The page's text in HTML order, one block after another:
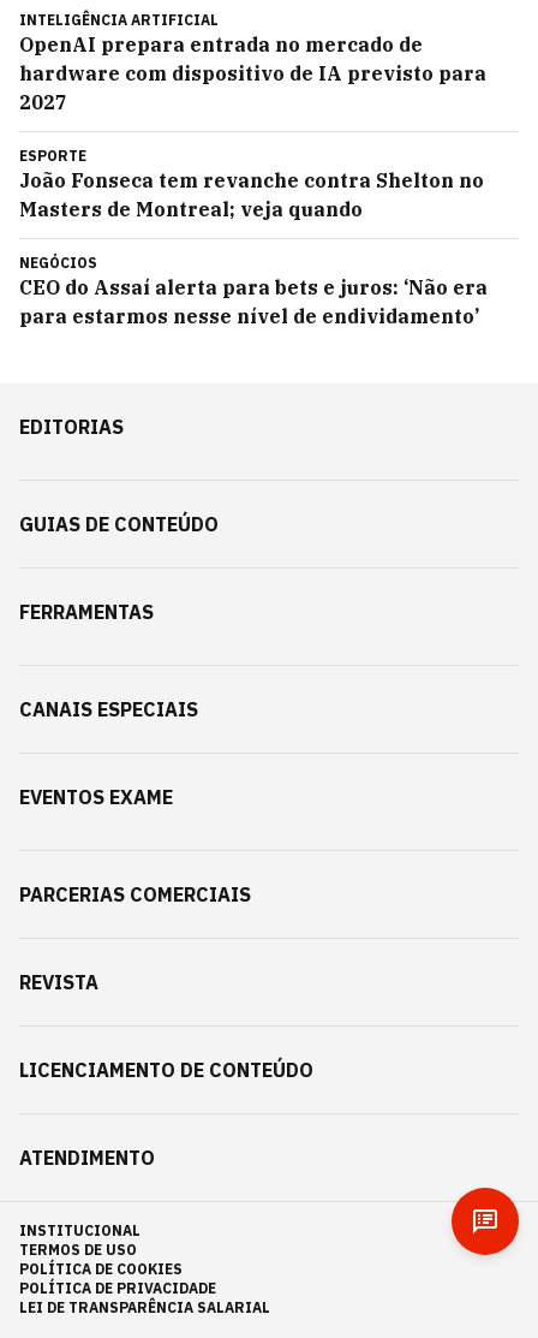
INTELIGÊNCIA ARTIFICIAL
OpenAI prepara entrada no mercado de
hardware com dispositivo de IA previsto para
2027
ESPORTE
João Fonseca tem revanche contra Shelton no
Masters de Montreal; veja quando
NEGÓCIOS
CEO do Assaí alerta para bets e juros: ‘Não era
para estarmos nesse nível de endividamento’
EDITORIAS
GUIAS DE CONTEÚDO
FERRAMENTAS
CANAIS ESPECIAIS
EVENTOS EXAME
PARCERIAS COMERCIAIS
REVISTA
LICENCIAMENTO DE CONTEÚDO
ATENDIMENTO
INSTITUCIONAL
TERMOS DE USO
POLÍTICA DE COOKIES
POLÍTICA DE PRIVACIDADE
LEI DE TRANSPARÊNCIA SALARIAL